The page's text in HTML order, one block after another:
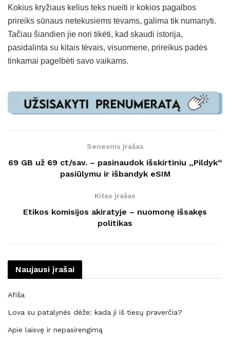
Kokius kryžiaus kelius teks nueiti ir kokios pagalbos
prireiks sūnaus netekusiems tėvams, galima tik numanyti.
Tačiau šiandien jie nori tikėti, kad skaudi istorija,
pasidalinta su kitais tėvais, visuomene, prireikus padės
tinkamai pagelbėti savo vaikams.
Senesnis įrašas
69 GB už 69 ct/sav. – pasinaudok išskirtiniu „Pildyk“
pasiūlymu ir išbandyk eSIM
Kitas įrašas
Etikos komisijos akiratyje – nuomonę išsakęs
politikas
Naujausi įrašai
Afiša
Lova su patalynės dėže: kada ji iš tiesų praverčia?
Apie laisvę ir nepasirengimą